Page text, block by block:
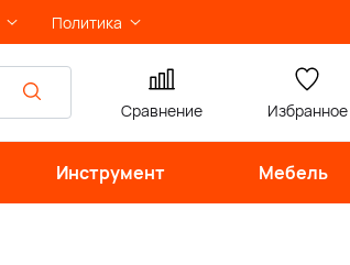
Политика
Сравнение Избранное
Инструмент Мебель